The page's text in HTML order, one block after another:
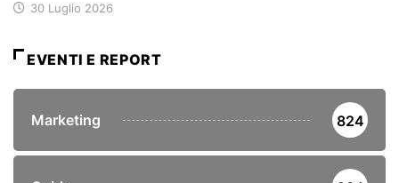
30 Luglio 2026
EVENTI E REPORT
Marketing 824